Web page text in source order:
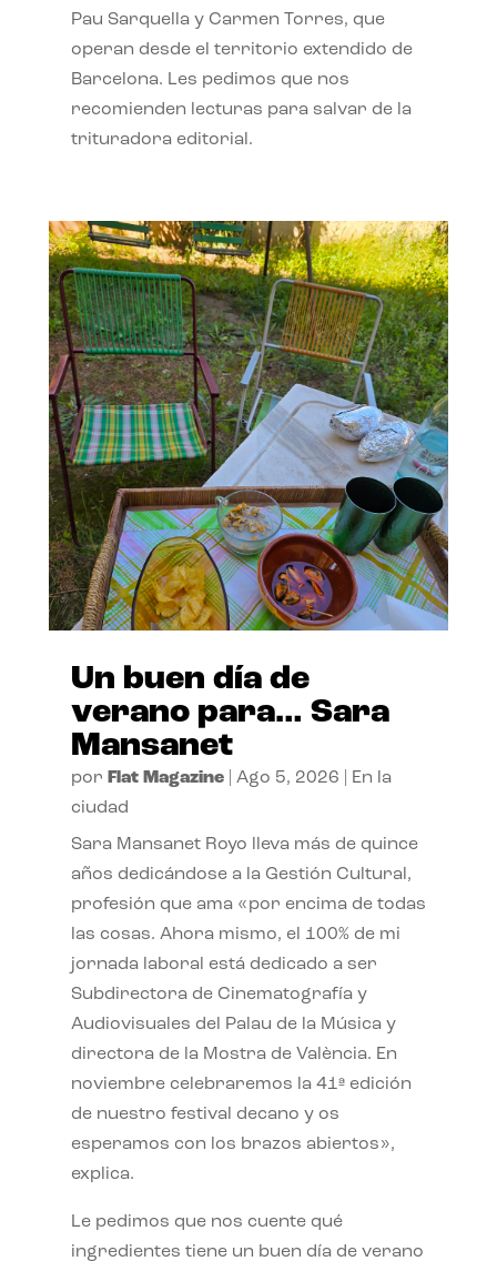
Pau Sarquella y Carmen Torres, que
operan desde el territorio extendido de
Barcelona. Les pedimos que nos
recomienden lecturas para salvar de la
trituradora editorial.
Un buen día de
verano para… Sara
Mansanet
por Flat Magazine| Ago 5, 2026
En la
ciudad
Sara Mansanet Royo lleva más de quince
años dedicándose a la Gestión Cultural,
profesión que ama «por encima de todas
las cosas. Ahora mismo, el 100% de mi
jornada laboral está dedicado a ser
Subdirectora de Cinematografía y
Audiovisuales del Palau de la Música y
directora de la Mostra de València. En
noviembre celebraremos la 41ª edición
de nuestro festival decano y os
esperamos con los brazos abiertos»,
explica.
Le pedimos que nos cuente qué
ingredientes tiene un buen día de verano